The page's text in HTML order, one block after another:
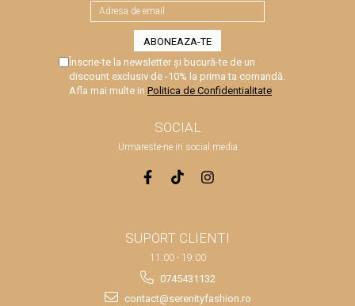
Înscrie-te la newsletter și bucură-te de un
discount exclusiv de -10% la prima ta comandă.
Afla mai multe in Politica de Confidentialitate
SOCIAL
Urmareste-ne in social media
SUPORT CLIENTI
11:00 - 19:00
0745431132
contact@serenityfashion.ro